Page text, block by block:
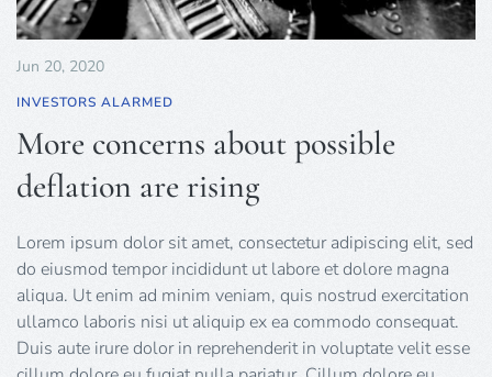
Jun 20, 2020
INVESTORS ALARMED
More concerns about possible
deflation are rising
Lorem ipsum dolor sit amet, consectetur adipiscing elit, sed
do eiusmod tempor incididunt ut labore et dolore magna
aliqua. Ut enim ad minim veniam, quis nostrud exercitation
ullamco laboris nisi ut aliquip ex ea commodo consequat.
Duis aute irure dolor in reprehenderit in voluptate velit esse